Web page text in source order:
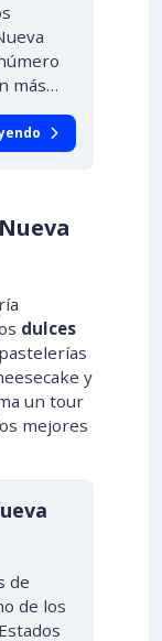
más…
dulces
y
un tour
mejores
de
de los